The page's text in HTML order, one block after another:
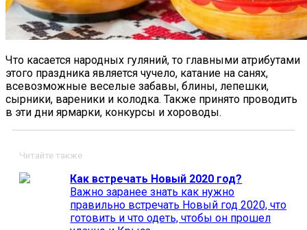
Что касается народных гуляний, то главными атрибутами
этого праздника является чучело, катание на санях,
всевозможные веселые забавы, блины, лепешки,
сырники, вареники и колодка. Также принято проводить
в эти дни ярмарки, конкурсы и хороводы.
Читайте также
Как встречать Новый 2020 год?
Важно заранее знать как нужно
правильно встречать Новый год 2020, что
готовить и что одеть, чтобы он прошел